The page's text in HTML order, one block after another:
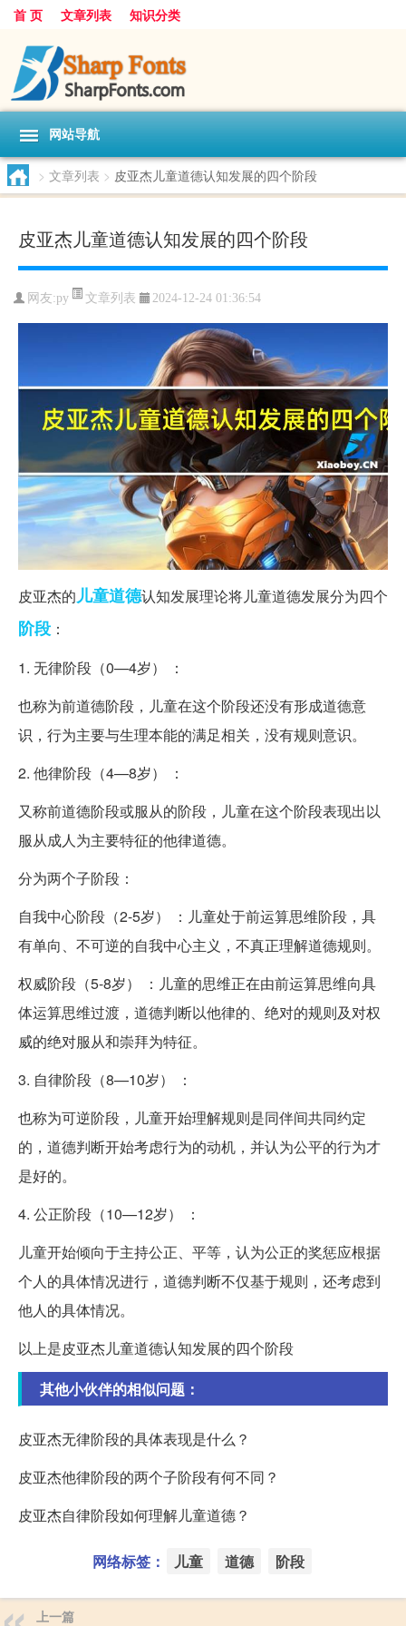
首 页 文章列表 知识分类
网站导航
> 文章列表 > 皮亚杰儿童道德认知发展的四个阶段
皮亚杰儿童道德认知发展的四个阶段
网友:py 文章列表 2024-12-24 01:36:54
皮亚杰的儿童道德认知发展理论将儿童道德发展分为四个
阶段 ：
1. 无律阶段（0—4岁） ：
也称为前道德阶段，儿童在这个阶段还没有形成道德意
识，行为主要与生理本能的满足相关，没有规则意识。
2. 他律阶段（4—8岁） ：
又称前道德阶段或服从的阶段，儿童在这个阶段表现出以
服从成人为主要特征的他律道德。
分为两个子阶段：
自我中心阶段（2-5岁） ：儿童处于前运算思维阶段，具
有单向、不可逆的自我中心主义，不真正理解道德规则。
权威阶段（5-8岁） ：儿童的思维正在由前运算思维向具
体运算思维过渡，道德判断以他律的、绝对的规则及对权
威的绝对服从和崇拜为特征。
3. 自律阶段（8—10岁） ：
也称为可逆阶段，儿童开始理解规则是同伴间共同约定
的，道德判断开始考虑行为的动机，并认为公平的行为才
是好的。
4. 公正阶段（10—12岁） ：
儿童开始倾向于主持公正、平等，认为公正的奖惩应根据
个人的具体情况进行，道德判断不仅基于规则，还考虑到
他人的具体情况。
以上是皮亚杰儿童道德认知发展的四个阶段
其他小伙伴的相似问题：
皮亚杰无律阶段的具体表现是什么？
皮亚杰他律阶段的两个子阶段有何不同？
皮亚杰自律阶段如何理解儿童道德？
网络标签： 儿童 道德 阶段
上一篇